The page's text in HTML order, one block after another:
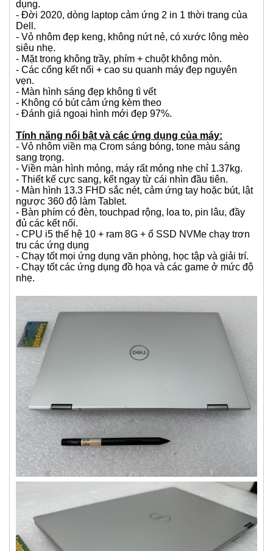
dụng.
- Đời 2020, dòng laptop cảm ứng 2 in 1 thời trang của
Dell.
- Vỏ nhôm đẹp keng, không nứt nẻ, có xước lông mèo
siêu nhẹ.
- Mặt trong không trầy, phím + chuột không mòn.
- Các cổng kết nối + cao su quanh máy đẹp nguyên
vẹn.
- Màn hình sáng đẹp không tì vết
- Không có bút cảm ứng kèm theo
- Đánh giá ngoại hình mới đẹp 97%.
Tính năng nổi bật và các ứng dụng của máy:
- Vỏ nhôm viền mạ Crom sáng bóng, tone màu sáng
sang trọng.
- Viền màn hình mỏng, máy rất mỏng nhẹ chỉ 1.37kg.
- Thiết kế cực sang, kết ngay từ cái nhìn đầu tiên.
- Màn hình 13.3 FHD sắc nét, cảm ứng tay hoặc bút, lật
ngược 360 độ làm Tablet.
- Bàn phím có đèn, touchpad rộng, loa to, pin lâu, đầy
đủ các kết nối.
- CPU i5 thế hệ 10 + ram 8G + ổ SSD NVMe chạy trơn
tru các ứng dụng
- Chạy tốt mọi ứng dụng văn phòng, học tập và giải trí.
- Chạy tốt các ứng dụng đồ họa và các game ở mức độ
nhẹ.